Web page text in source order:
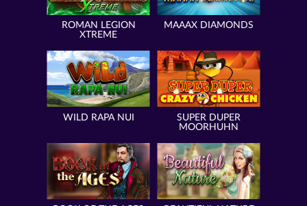
ROMAN LEGION
XTREME
MAAAX DIAMONDS
WILD RAPA NUI
SUPER DUPER
MOORHUHN